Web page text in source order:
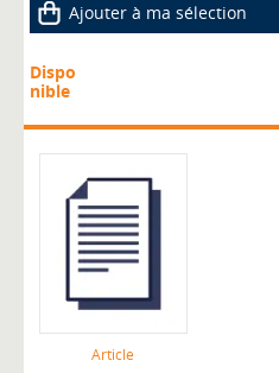
Ajouter à ma sélection
Dispo
nible
Article